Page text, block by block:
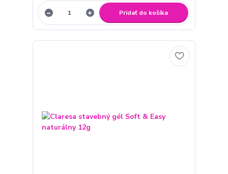
Pridať do košíka